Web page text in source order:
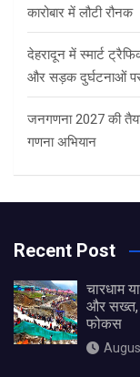
कारोबार में लौटी रौनक
देहरादून में स्मार्ट
और सड़क दुर्घटनाओं
जनगणना 2027 की
गणना अभियान
Recent Post
चारधाम
और सख्त,
फोकस